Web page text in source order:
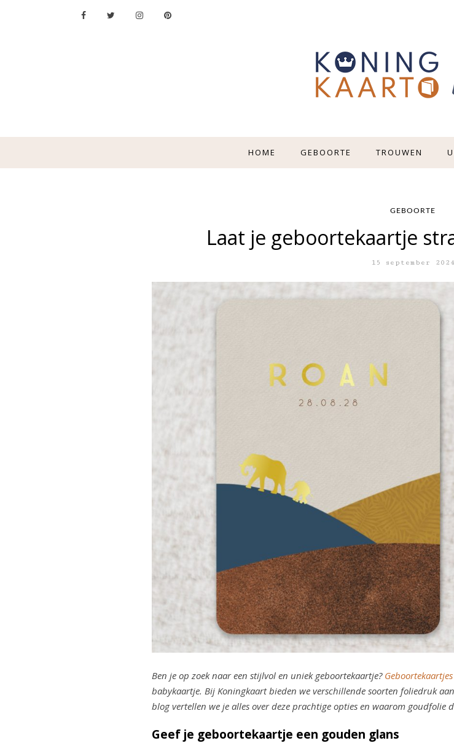
HOME GEBOORTE TROUWEN
GEBOORTE
Laat je geboortekaartje
15 september 2024
Ben je op zoek naar een stijlvol en uniek geboortekaartje?
babykaartje. Bij Koningkaart bieden we verschillende soorten foliedruk
blog vertellen we je alles over deze prachtige opties en waarom goudfolie
Geef je geboortekaartje een gouden glans